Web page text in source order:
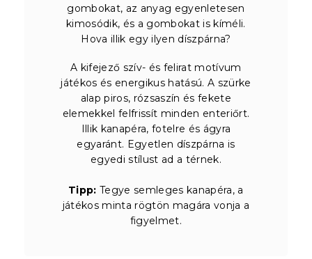
gombokat, az anyag egyenletesen
kimosódik, és a gombokat is kíméli.
Hova illik egy ilyen díszpárna?
A kifejező szív- és felirat motívum
játékos és energikus hatású. A szürke
alap piros, rózsaszín és fekete
elemekkel felfrissít minden enteriőrt.
Illik kanapéra, fotelre és ágyra
egyaránt. Egyetlen díszpárna is
egyedi stílust ad a térnek.
Tipp: Tegye semleges kanapéra, a
játékos minta rögtön magára vonja a
figyelmet.